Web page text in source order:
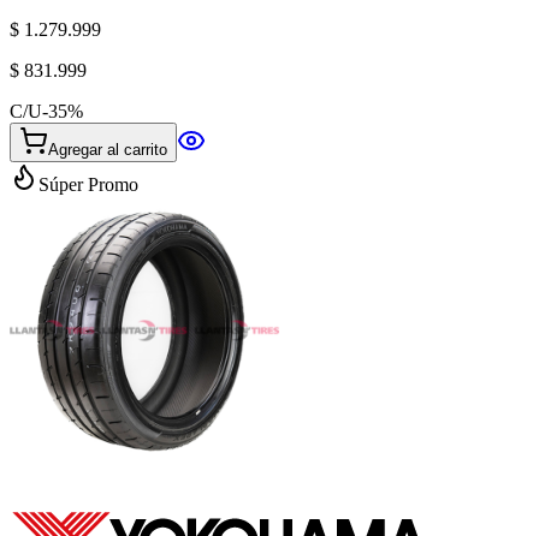
$ 1.279.999
$ 831.999
C/U-35%
Agregar al carrito
Súper Promo